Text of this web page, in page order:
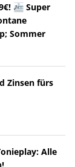
🚈 Super
Sommer
Zinsen fürs
Alle